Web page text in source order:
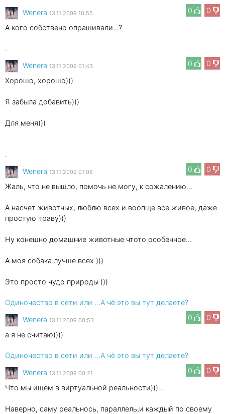
0 0
Wenеra 13.11.2009 10:56
А кого собствено опрашивали...?
.
0
0
Wenеra 13.11.2009 01:43
Хорошо, хорошо)))
Я забыла добавить)))
Для меня)))
.
0
0
Wenеra 13.11.2009 01:06
Жаль, что не вышло, помочь не могу, к сожалению...
А насчет животных, люблю всех и воопще все живое, даже
простую траву)))
Ну конешно домашние животные чтото особенное...
А моя собака лучше всех )))
Это просто чудо природы )))
Одиночество в сети или ...А чё это вы тут делаете?
0
0
Wenеra 13.11.2009 00:53
а я не считаю))))
Одиночество в сети или ...А чё это вы тут делаете?
0
0
Wenеra 13.11.2009 00:21
Что мы ищем в виртуальной реальности)))...
Наверно, саму реальнось, параллель,и каждый по своему